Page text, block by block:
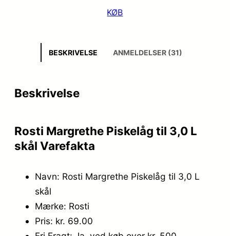
KØB
BESKRIVELSE ANMELDELSER (31)
Beskrivelse
Rosti Margrethe Piskelåg til 3,0 L
skål Varefakta
Navn: Rosti Margrethe Piskelåg til 3,0 L
skål
Mærke: Rosti
Pris: kr. 69.00